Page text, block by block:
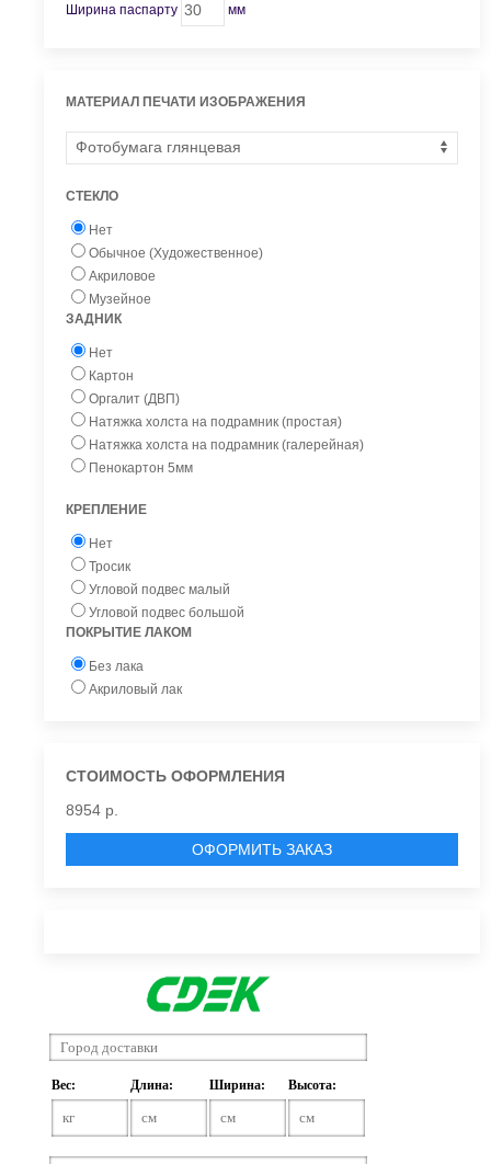
Ширина паспарту мм
МАТЕРИАЛ ПЕЧАТИ ИЗОБРАЖЕНИЯ
СТЕКЛО
Нет
Обычное (Художественное)
Акриловое
Музейное
ЗАДНИК
Нет
Картон
Оргалит (ДВП)
Натяжка холста на подрамник (простая)
Натяжка холста на подрамник (галерейная)
Пенокартон 5мм
КРЕПЛЕНИЕ
Нет
Тросик
Угловой подвес малый
Угловой подвес большой
ПОКРЫТИЕ ЛАКОМ
Без лака
Акриловый лак
СТОИМОСТЬ ОФОРМЛЕНИЯ
8954 р.
ОФОРМИТЬ ЗАКАЗ